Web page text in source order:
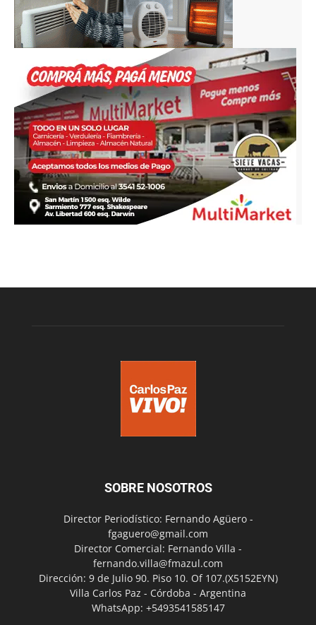
SOBRE NOSOTROS
Director Periodístico: Fernando Agüero -
fgaguero@gmail.com
Director Comercial: Fernando Villa -
fernando.villa@fmazul.com
Dirección: 9 de Julio 90. Piso 10. Of 107.(X5152EYN)
Villa Carlos Paz - Córdoba - Argentina
WhatsApp: +5493541585147